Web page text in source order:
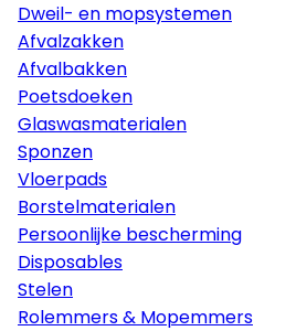
Dweil- en mopsystemen
Afvalzakken
Afvalbakken
Poetsdoeken
Glaswasmaterialen
Sponzen
Vloerpads
Borstelmaterialen
Persoonlijke bescherming
Disposables
Stelen
Rolemmers & Mopemmers